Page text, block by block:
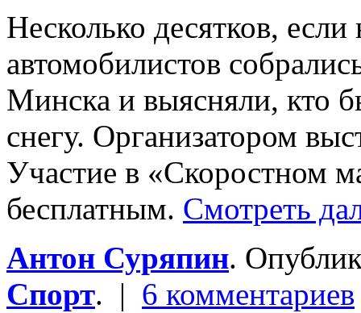
Несколько десятков, если
автомобилистов
Минска и выясняли, кто
снегу. Организатором
Участие в «Скоростном
бесплатным. Смотреть
Антон Суряпин.
Спорт. | 6 комментариев